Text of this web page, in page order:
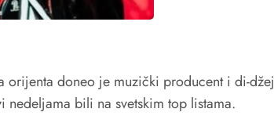
orijenta doneo je muzički producent i di-džej
bili na svetskim top listama.